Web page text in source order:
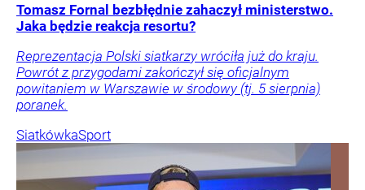
Tomasz Fornal bezbłędnie zahaczył ministerstwo.
Jaka będzie reakcja resortu?
Reprezentacja Polski siatkarzy wróciła już do kraju.
Powrót z przygodami zakończył się oficjalnym
powitaniem w Warszawie w środowy (tj. 5 sierpnia)
poranek.
SiatkówkaSport